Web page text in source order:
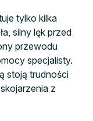
tylko kilka
silny lęk przed
przewodu
specjalisty.
stoją trudności
z